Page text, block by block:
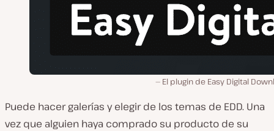
El plugin de Easy Digital
Puede hacer galerías y elegir de los temas de EDD. Una
vez que alguien haya comprado su producto de su